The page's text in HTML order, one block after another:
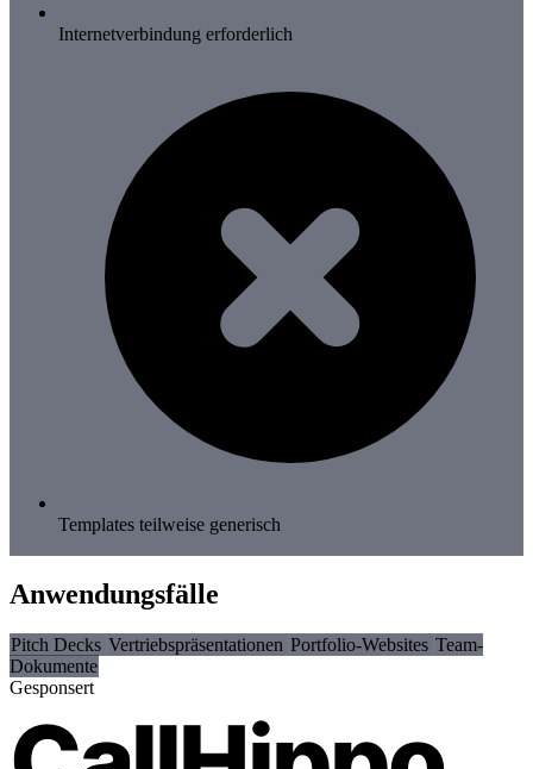
Internetverbindung erforderlich
Templates teilweise generisch
Anwendungsfälle
Pitch Decks Vertriebspräsentationen Portfolio-Websites Team-
Dokumente
Gesponsert